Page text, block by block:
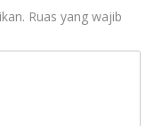
Ruas yang wajib